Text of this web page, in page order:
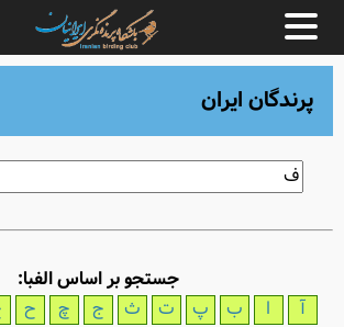
پرندگان ایران
جستجو بر اساس الفبا:
آ
ا ب پ ت ث ج چ ح